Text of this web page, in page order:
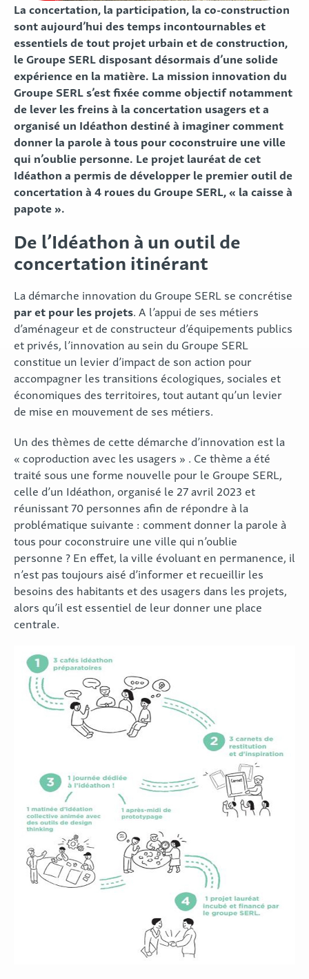
La concertation, la participation, la co-construction
sont aujourd’hui des temps incontournables et
essentiels de tout projet urbain et de construction,
le Groupe SERL disposant désormais d’une solide
expérience en la matière. La mission innovation du
Groupe SERL s’est fixée comme objectif notamment
de lever les freins à la concertation usagers et a
organisé un Idéathon destiné à imaginer comment
donner la parole à tous pour coconstruire une ville
qui n’oublie personne. Le projet lauréat de cet
Idéathon a permis de développer le premier outil de
concertation à 4 roues du Groupe SERL, « la caisse à
papote ».
De l’Idéathon à un outil de
concertation itinérant
La démarche innovation du Groupe SERL se concrétise
par et pour les projets. A l’appui de ses métiers
d’aménageur et de constructeur d’équipements publics
et privés, l’innovation au sein du Groupe SERL
constitue un levier d’impact de son action pour
accompagner les transitions écologiques, sociales et
économiques des territoires, tout autant qu’un levier
de mise en mouvement de ses métiers.
Un des thèmes de cette démarche d’innovation est la
« coproduction avec les usagers » . Ce thème a été
traité sous une forme nouvelle pour le Groupe SERL,
celle d’un Idéathon, organisé le 27 avril 2023 et
réunissant 70 personnes afin de répondre à la
problématique suivante : comment donner la parole à
tous pour coconstruire une ville qui n’oublie
personne ? En effet, la ville évoluant en permanence, il
n’est pas toujours aisé d’informer et recueillir les
besoins des habitants et des usagers dans les projets,
alors qu’il est essentiel de leur donner une place
centrale.